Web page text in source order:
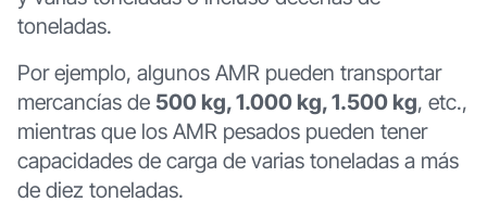
toneladas.
Por ejemplo, algunos AMR pueden transportar
mercancías de 500 kg, 1.000 kg, 1.500 kg, etc.,
mientras que los AMR pesados pueden tener
capacidades de carga de varias toneladas a más
de diez toneladas.